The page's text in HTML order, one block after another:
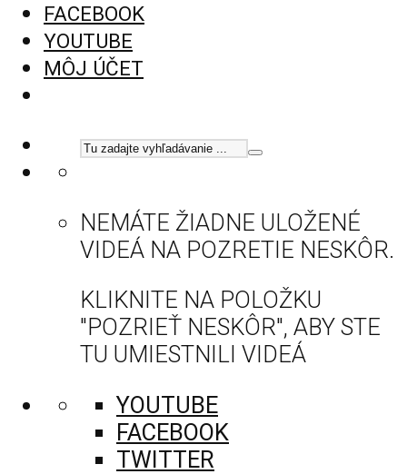
FACEBOOK
YOUTUBE
MÔJ ÚČET
NEMÁTE ŽIADNE ULOŽENÉ
VIDEÁ NA POZRETIE NESKÔR.
KLIKNITE NA POLOŽKU
"POZRIEŤ NESKÔR", ABY STE
TU UMIESTNILI VIDEÁ
YOUTUBE
FACEBOOK
TWITTER